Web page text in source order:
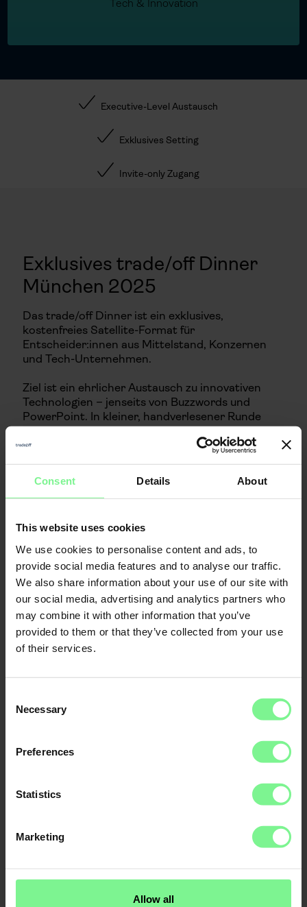
Consent Details About
This website uses cookies
We use cookies to personalise content and ads, to
provide social media features and to analyse our traffic.
We also share information about your use of our site with
our social media, advertising and analytics partners who
may combine it with other information that you’ve
provided to them or that they’ve collected from your use
of their services.
Selection
Necessary
Preferences
Statistics
Marketing
Allow all
Tech & Innovation
Executive-Level Austausch
Exklusives Setting
Invite-only Zugang
Exklusives trade/off Dinner
München 2025
Das trade/off Dinner ist ein exklusives,
kostenfreies Satellite-Format für
Entscheider:innen aus Mittelstand, Konzernen
und Tech-Unternehmen.
Ziel ist ein ehrlicher Austausch zu innovativen
Technologien – jenseits von Buzzwords und
PowerPoint. In kleiner, handverlesener Runde
sprechen wir über die tatsächlichen
Herausforderungen, konkreten Lösungen und
Statt Frontalbeschallung steht die Diskussion im
Fokus – und das in einem besonderen Setting mit
ausreichend Raum für echtes Networking.
Alle Infos im Überblick:
Termin: Dienstag, 22. Juli 2025
Uhrzeit:18 Uhr
Ort:
München
(genaue Location wird nach
Bestätigung bekannt gegeben)
Realitätsnahe Einblicke
Diskussion auf Augenhöhe